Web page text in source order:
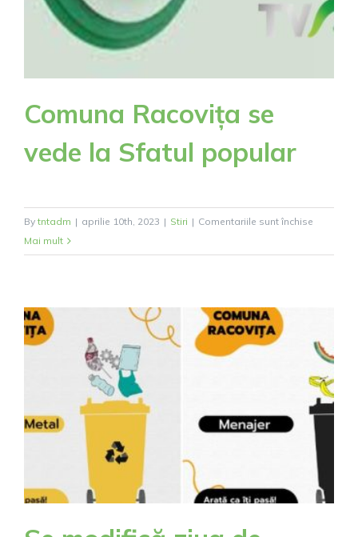
Comuna Racovița se
vede la Sfatul popular
By tntadm | aprilie 10th, 2023 | Stiri | Comentariile sunt închise
Racovița
popular
Mai mult